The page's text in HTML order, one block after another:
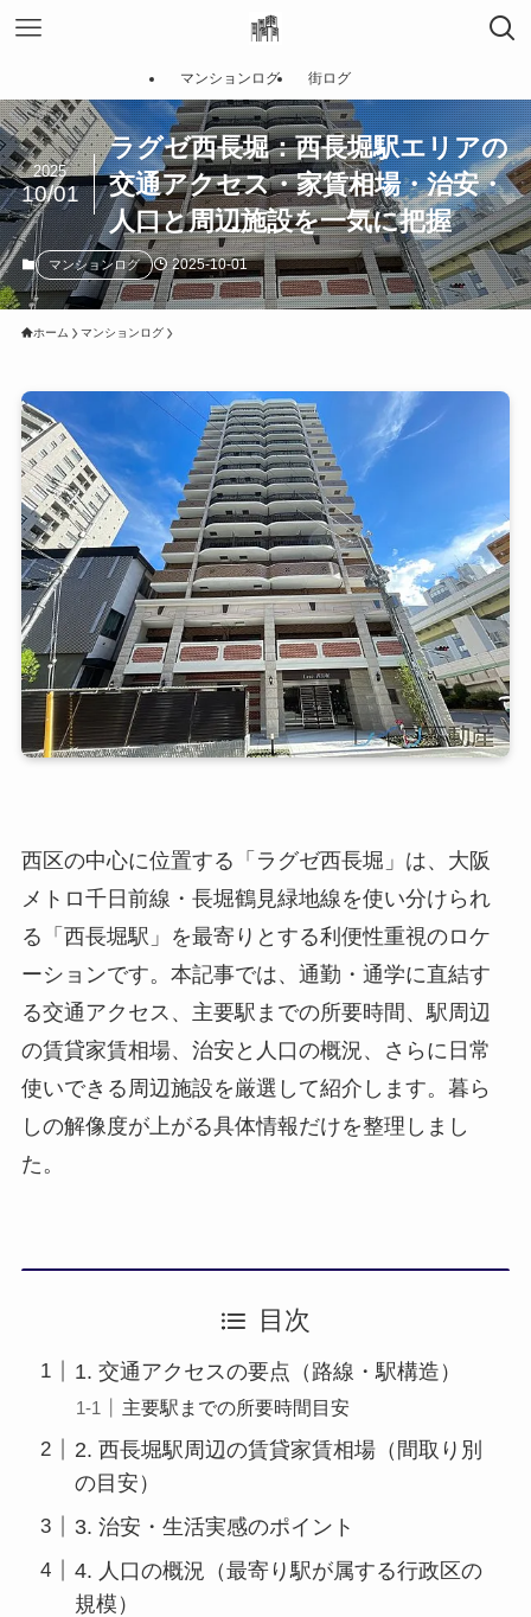
マンションログ 街ログ
ラグゼ西長堀：西長堀駅エリアの
交通アクセス・家賃相場・治安・
人口と周辺施設を一気に把握
2025
10/01
マンションログ 2025-10-01
ホーム マンションログ
西区の中心に位置する「ラグゼ西長堀」は、大阪
メトロ千日前線・長堀鶴見緑地線を使い分けられ
る「西長堀駅」を最寄りとする利便性重視のロケ
ーションです。本記事では、通勤・通学に直結す
る交通アクセス、主要駅までの所要時間、駅周辺
の賃貸家賃相場、治安と人口の概況、さらに日常
使いできる周辺施設を厳選して紹介します。暮ら
しの解像度が上がる具体情報だけを整理しまし
た。
目次
1. 交通アクセスの要点（路線・駅構造）
主要駅までの所要時間目安
2. 西長堀駅周辺の賃貸家賃相場（間取り別
の目安）
3. 治安・生活実感のポイント
4. 人口の概況（最寄り駅が属する行政区の
規模）